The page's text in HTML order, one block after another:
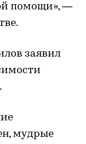
помощи», —
заявил
мудрые